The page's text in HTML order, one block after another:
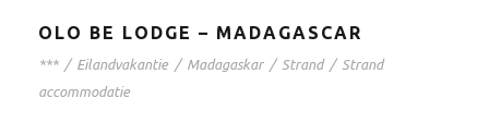
OLO BE LODGE – MADAGASCAR
*** / Eilandvakantie / Madagaskar / Strand / Strand
accommodatie